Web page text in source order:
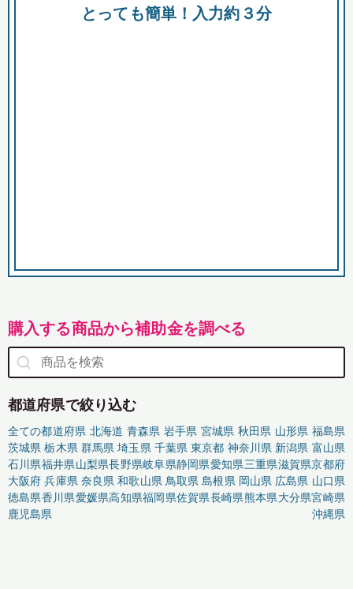
助成金 融資 出資
とっても簡単！入力約３分
購入する商品から補助金を調べる
都道府県で絞り込む
全ての都道府県 北海道 青森県 岩手県 宮城県 秋田県 山形県 福島県
茨城県 栃木県 群馬県 埼玉県 千葉県 東京都 神奈川県 新潟県 富山県
石川県福井県山梨県長野県岐阜県静岡県愛知県三重県滋賀県京都府
大阪府 兵庫県 奈良県 和歌山県 鳥取県 島根県 岡山県 広島県 山口県
徳島県香川県愛媛県高知県福岡県佐賀県長崎県熊本県大分県宮崎県
鹿児島県
沖縄県